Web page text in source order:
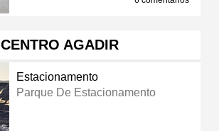
CENTRO AGADIR
Estacionamento
Parque De Estacionamento